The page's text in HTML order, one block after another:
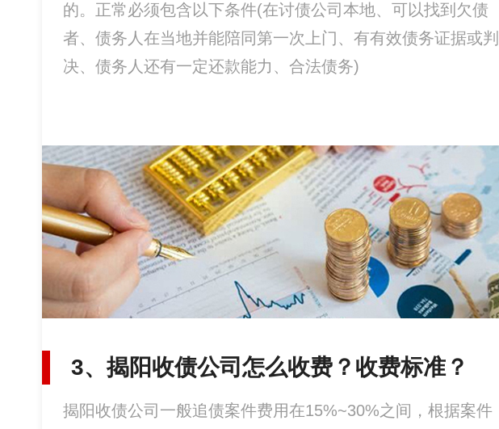
的。正常必须包含以下条件(在讨债公司本地、可以找到欠债
者、债务人在当地并能陪同第一次上门、有有效债务证据或判
决、债务人还有一定还款能力、合法债务)
3、揭阳收债公司怎么收费？收费标准？
揭阳收债公司一般追债案件费用在15%~30%之间，根据案件